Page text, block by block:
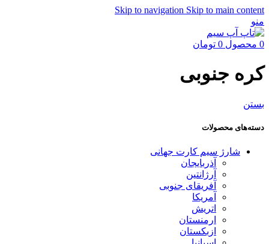
Skip to navigation Skip to main content
منو
0 محصول 0 تومان
کره جنوبی
بستن
دسته‌های محصولات
شارژ سیم کارت جهانی
آذربایجان
آرژانتین
آفریقای جنوبی
آمریکا
اتریش
ارمنستان
ازبکستان